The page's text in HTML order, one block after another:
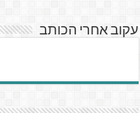
עקוב אחרי הכותב